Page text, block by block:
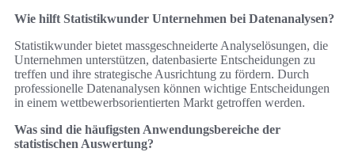
Wie hilft Statistikwunder Unternehmen bei Datenanalysen?
Statistikwunder bietet massgeschneiderte Analyselösungen, die
Unternehmen unterstützen, datenbasierte Entscheidungen zu
treffen und ihre strategische Ausrichtung zu fördern. Durch
professionelle Datenanalysen können wichtige Entscheidungen
in einem wettbewerbsorientierten Markt getroffen werden.
Was sind die häufigsten Anwendungsbereiche der
statistischen Auswertung?